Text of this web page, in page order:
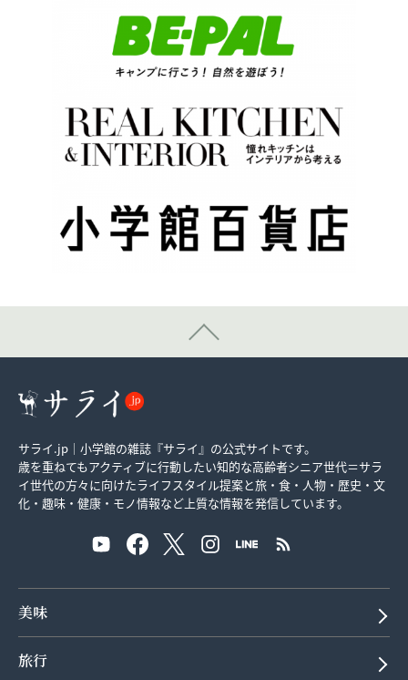
サライ.jp｜小学館の雑誌『サライ』の公式サイトです。
歳を重ねてもアクティブに行動したい知的な高齢者シニア世代＝サラ
イ世代の方々に向けたライフスタイル提案と旅・食・人物・歴史・文
化・趣味・健康・モノ情報など上質な情報を発信しています。
美味
旅行